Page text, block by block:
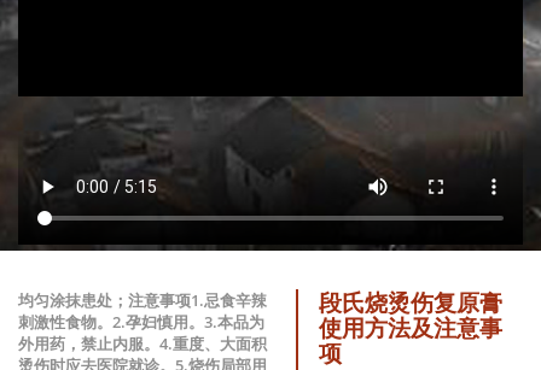
均匀涂抹患处；注意事项1.忌食辛辣
刺激性食物。2.孕妇慎用。3.本品为
外用药，禁止内服。4.重度、大面积
烫伤时应去医院就诊。5.烧伤局部用
段氏烧烫伤复原膏
使用方法及注意事
项